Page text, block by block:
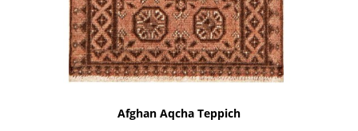
Afghan Aqcha Teppich